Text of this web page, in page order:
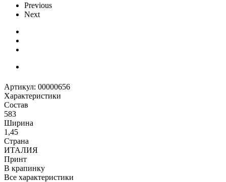
Previous
Next
Артикул: 00000656
Характеристики
Состав
583
Ширина
1,45
Страна
ИТАЛИЯ
Принт
В крапинку
Все характеристики